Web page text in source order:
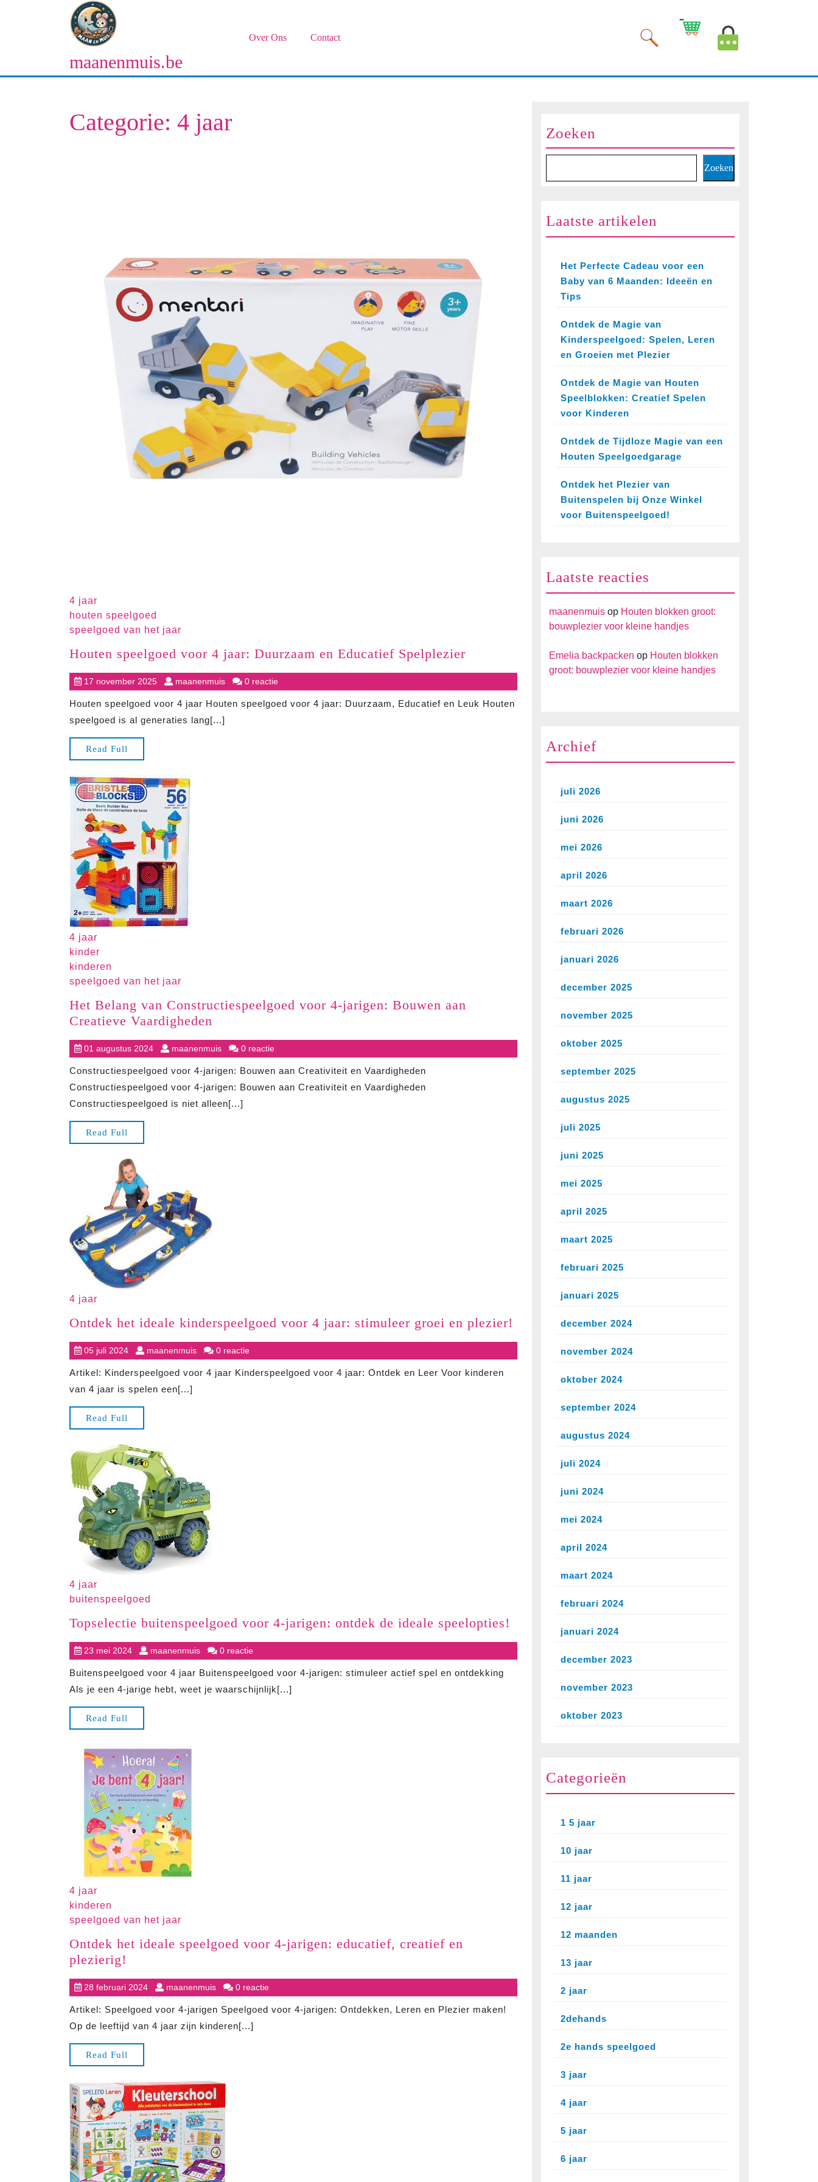
maanenmuis.be
Over Ons Contact
Winkelwagen
afbeelding
Categorie: 4 jaar
4 jaar
houten speelgoed
speelgoed van het jaar
Houten speelgoed voor 4 jaar: Duurzaam en Educatief SpelplezierHouten
speelgoed
4
17 november 202517
november
2025
maanenmuismaanenmuis
0 reactie
Houten speelgoed voor 4 jaar Houten speelgoed voor 4 jaar: Duurzaam, Educatief en Leuk Houten
speelgoed is al generaties lang[...]
Read Full
Full
4 jaar
kinder
kinderen
speelgoed van het jaar
Het Belang van Constructiespeelgoed voor 4-jarigen: Bouwen aan
Creatieve Vaardigheden
Belang
van
Constructiespeelgoed
voor
4-
01 augustus 202401
augustus
2024
maanenmuismaanenmuis
0 reactie
Constructiespeelgoed voor 4-jarigen: Bouwen aan Creativiteit en Vaardigheden
Constructiespeelgoed voor 4-jarigen: Bouwen aan Creativiteit en Vaardigheden
Constructiespeelgoed is niet alleen[...]
Read Full
Full
4 jaar
Ontdek het ideale kinderspeelgoed voor 4 jaar: stimuleer groei en plezier!
het
stimuleer
05 juli 202405
juli
2024
maanenmuismaanenmuis
0 reactie
Artikel: Kinderspeelgoed voor 4 jaar Kinderspeelgoed voor 4 jaar: Ontdek en Leer Voor kinderen
van 4 jaar is spelen een[...]
Read Full
Full
4 jaar
buitenspeelgoed
Topselectie buitenspeelgoed voor 4-jarigen: ontdek de ideale speelopties!
buitenspeelgoed
23 mei 202423
mei
2024
maanenmuismaanenmuis
0 reactie
Buitenspeelgoed voor 4 jaar Buitenspeelgoed voor 4-jarigen: stimuleer actief spel en ontdekking
Als je een 4-jarige hebt, weet je waarschijnlijk[...]
Read Full
Full
4 jaar
kinderen
speelgoed van het jaar
Ontdek het ideale speelgoed voor 4-jarigen: educatief, creatief en
plezierig!
het
ideale
speelgoed
voor
jarigen:
educatief,
creatief
en
plezierig!
28 februari 202428
februari
2024
maanenmuismaanenmuis
0 reactie
Artikel: Speelgoed voor 4-jarigen Speelgoed voor 4-jarigen: Ontdekken, Leren en Plezier maken!
Op de leeftijd van 4 jaar zijn kinderen[...]
Read Full
Full
Zoeken
Zoeken
Laatste artikelen
Het Perfecte Cadeau voor een
Baby van 6 Maanden: Ideeën en
Tips
Ontdek de Magie van
Kinderspeelgoed: Spelen, Leren
en Groeien met Plezier
Ontdek de Magie van Houten
Speelblokken: Creatief Spelen
voor Kinderen
Ontdek de Tijdloze Magie van een
Houten Speelgoedgarage
Ontdek het Plezier van
Buitenspelen bij Onze Winkel
voor Buitenspeelgoed!
Laatste reacties
maanenmuis op Houten blokken groot:
bouwplezier voor kleine handjes
Emelia backpacken op Houten blokken
groot: bouwplezier voor kleine handjes
Archief
juli 2026
juni 2026
mei 2026
april 2026
maart 2026
februari 2026
januari 2026
december 2025
november 2025
oktober 2025
september 2025
augustus 2025
juli 2025
juni 2025
mei 2025
april 2025
maart 2025
februari 2025
januari 2025
december 2024
november 2024
oktober 2024
september 2024
augustus 2024
juli 2024
juni 2024
mei 2024
april 2024
maart 2024
februari 2024
januari 2024
december 2023
november 2023
oktober 2023
Categorieën
1 5 jaar
10 jaar
11 jaar
12 jaar
12 maanden
13 jaar
2 jaar
2dehands
2e hands speelgoed
3 jaar
4 jaar
5 jaar
6 jaar